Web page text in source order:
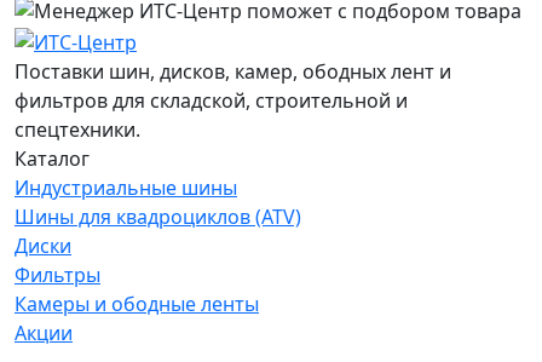
Поставки шин, дисков, камер, ободных лент и
фильтров для складской, строительной и
спецтехники.
Каталог
Индустриальные шины
Шины для квадроциклов (ATV)
Диски
Фильтры
Камеры и ободные ленты
Акции